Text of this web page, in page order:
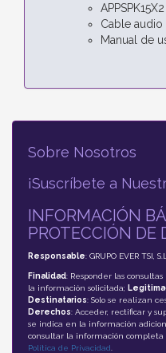
APPSPK15X2
Cable audio
Manual de
Sobre Nosotros
¡Suscríbete a
INFORMACIÓN
PROTECCIÓN DE
Responsable: GRUPO EVER TSI,
Finalidad: Responder las
la información solicitada;
Destinatarios: Solo se realizan
Derechos: Acceder, rectificar y
se indica en la información
consultar la información completa
Política de Privacidad